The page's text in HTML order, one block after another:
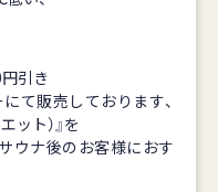
引き
て販売しております、
ット）』を
ウナ後のお客様におす